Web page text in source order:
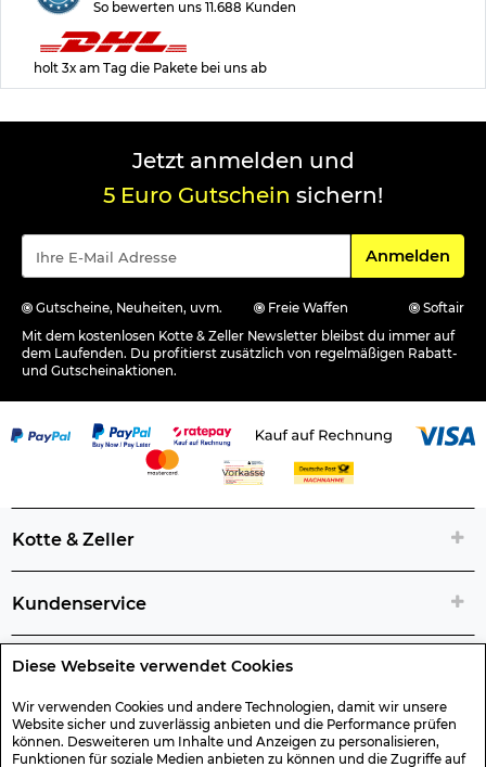
Diese Webseite verwendet Cookies
Wir verwenden Cookies und andere Technologien, damit wir unsere
Website sicher und zuverlässig anbieten und die Performance prüfen
können. Desweiteren um Inhalte und Anzeigen zu personalisieren,
Funktionen für soziale Medien anbieten zu können und die Zugriffe auf
So bewerten uns 11.688 Kunden
holt 3x am Tag die Pakete bei uns ab
Jetzt anmelden und
5 Euro Gutschein sichern!
Für den
Anmelden
Gutscheine, Neuheiten, uvm. Freie Waffen
Softair
Mit dem kostenlosen Kotte & Zeller Newsletter bleibst du immer auf
dem Laufenden. Du profitierst zusätzlich von regelmäßigen Rabatt-
und Gutscheinaktionen.
Kotte & Zeller
Kundenservice
Rechtliche Artikelinfos
Geschenk-Gutscheine